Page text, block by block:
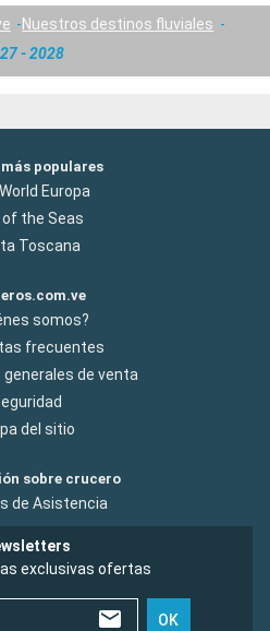
Nuestros destinos fluviales
- 2028
populares
Europa
of the Seas
Toscana
somos?
frecuentes
generales de venta
del sitio
sobre crucero
de Asistencia
exclusivas ofertas
OK